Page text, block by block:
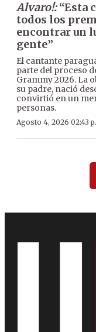
Alvaro!:“Esta
todos los
encontrar un
gente”
El cantante
parte del proceso
Grammy 2026. La
su padre, nació
convirtió en un
personas.
Agosto 4, 2026 02:43